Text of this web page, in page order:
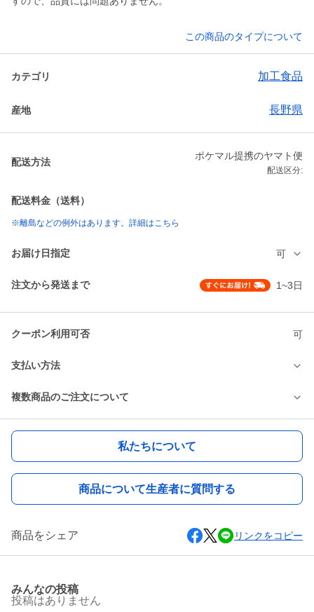
この商品のタイプについて
カテゴリ 加工食品
産地 長野県
配送方法
ポケマル提携のヤマト便
配送区分:
配送料金（送料）
※離島などの例外はあります。詳細はこちら
お届け日指定 可
注文から発送まで 1~3日
クーポン利用可否 可
支払い方法
複数商品のご注文について
私たちについて
商品について生産者に質問する
商品をシェア リンクをコピー
みんなの投稿
投稿はありません